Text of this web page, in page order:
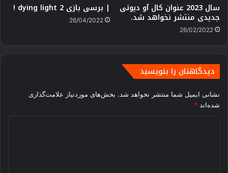
سال 2023 عنوان کال آو دیوتی
جدیدی منتشر نخواهد شد.
26/02/2022
| برسی بازی dying light 2 !
26/04/2022
دیدگاهتان را بنویسید
نشانی ایمیل شما منتشر نخواهد شد. بخش‌های موردنیاز علامت‌گذاری
شده‌اند *